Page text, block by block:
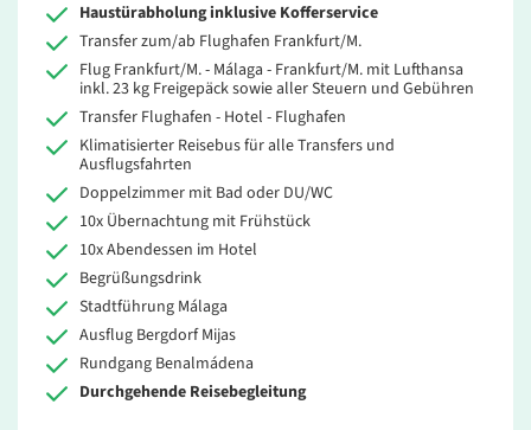
Haustürabholung inklusive Kofferservice
Transfer zum/ab Flughafen Frankfurt/M.
Flug Frankfurt/M. - Málaga - Frankfurt/M. mit Lufthansa
inkl. 23 kg Freigepäck sowie aller Steuern und Gebühren
Transfer Flughafen - Hotel - Flughafen
Klimatisierter Reisebus für alle Transfers und
Ausflugsfahrten
Doppelzimmer mit Bad oder DU/WC
10x Übernachtung mit Frühstück
10x Abendessen im Hotel
Begrüßungsdrink
Stadtführung Málaga
Ausflug Bergdorf Mijas
Rundgang Benalmádena
Durchgehende Reisebegleitung